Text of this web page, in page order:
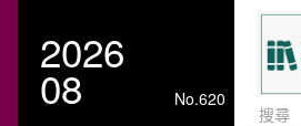
2026
08 No.620